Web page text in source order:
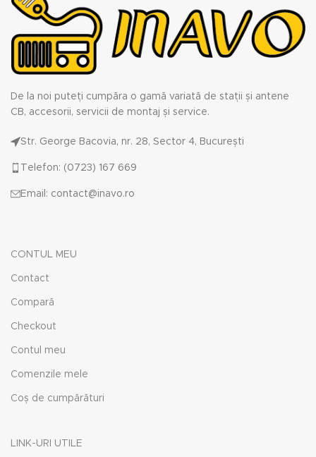
De la noi puteți cumpăra o gamă variată de stații și antene
CB, accesorii, servicii de montaj și service.
Str. George Bacovia, nr. 28, Sector 4, București
Telefon: (0723) 167 669
Email: contact@inavo.ro
CONTUL MEU
Contact
Compară
Checkout
Contul meu
Comenzile mele
Coș de cumpărături
LINK-URI UTILE